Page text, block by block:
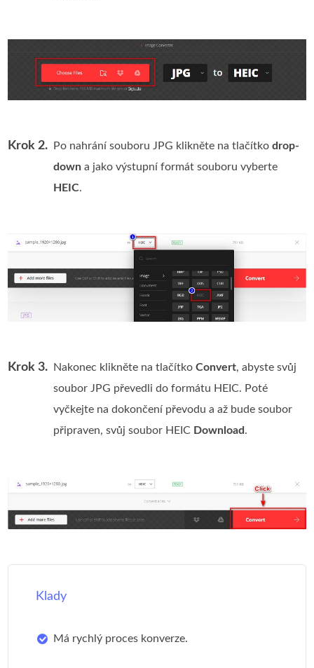
Krok 2. Po nahrání souboru JPG klikněte na tlačítkodrop-
down a jako výstupní formát souboru vyberte
HEIC.
Krok 3. Nakonec klikněte na tlačítkoConvert, abyste svůj
soubor JPG převedli do formátu HEIC. Poté
vyčkejte na dokončení převodu a až bude soubor
připraven, svůj soubor HEIC Download .
Klady
Má rychlý proces konverze.